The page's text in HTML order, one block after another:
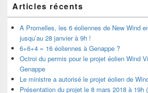
Articles récents
A Promelles, les 6 éoliennes de New Wind
jusqu’au 28 janvier à 9h !
6+6+4 = 16 éoliennes à Genappe ?
Octroi du permis pour le projet éolien Wind
Genappe
Le ministre a autorisé le projet éolien de
Présentation du projet le 8 mars 2018 à 19h